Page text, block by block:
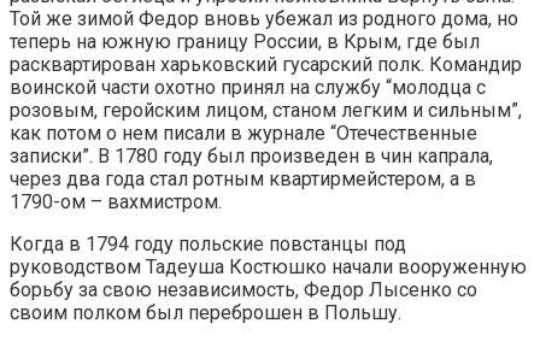
Той же зимой Федор вновь убежал из родного дома, но
теперь на южную границу России, в Крым, где был
расквартирован харьковский гусарский полк. Командир
воинской части охотно принял на службу “молодца с
розовым, геройским лицом, станом легким и сильным”,
как потом о нем писали в журнале “Отечественные
записки”. В 1780 году был произведен в чин капрала,
через два года стал ротным квартирмейстером, а в
1790-ом – вахмистром.
Когда в 1794 году польские повстанцы под
руководством Тадеуша Костюшко начали вооруженную
борьбу за свою независимость, Федор Лысенко со
своим полком был переброшен в Польшу.